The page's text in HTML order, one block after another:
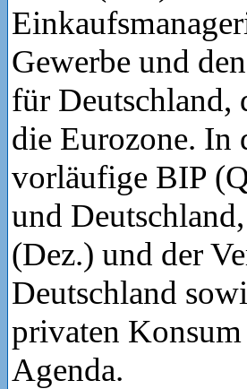
Gewerbe und
für Deutschland,
die Eurozone. In
vorläufige BIP
und
(Dez.) und der
Deutschland
privaten
Agenda.